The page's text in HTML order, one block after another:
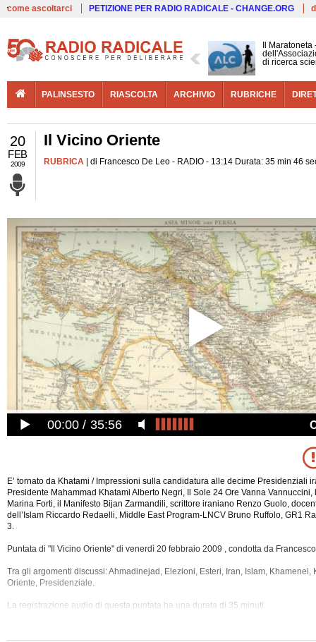
come ascoltarci PETIZIONE PER RADIO RADICALE - CHANGE.ORG
Il
di ricerca
PALINSESTO RIASCOLTA ARCHIVIO RUBRICHE
20
FEB
2009
Il Vicino Oriente
RUBRICA | di Francesco De Leo - RADIO - 13:14 Durata: 35 min 46
00:00 35:56
E’ tornato da Khatami / Impressioni sulla candidatura alle decime Presidenziali
Presidente Mahammad Khatami Alberto Negri, Il Sole 24 Ore Vanna
Marina Forti, il Manifesto Bijan Zarmandili, scrittore iraniano Renzo Guolo,
dell’Islam Riccardo Redaelli, Middle East Program-LNCV Bruno Ruffolo, GR1
3.
Puntata di "Il Vicino Oriente" di venerdì 20 febbraio 2009 , condotta da
Tra gli argomenti discussi: Ahmadinejad, Elezioni, Esteri, Iran, Islam, Khamenei,
Oriente, Presidenziale.
La registrazione audio di questa puntata ha una durata di 35 minuti.